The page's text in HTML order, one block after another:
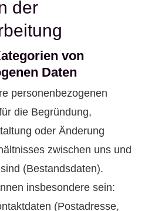
der
von
Daten
personenbezogenen
die Begründung,
oder Änderung
zwischen uns und
(Bestandsdaten).
insbesondere sein:
(Postadresse,